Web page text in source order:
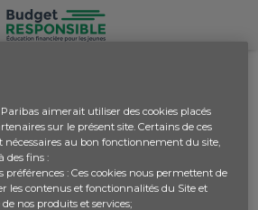
du monde financier
dans le domaine financier sont
incompréhensibles. Le Lexique
aimerait utiliser des cookies placés
sur le présent site. Certains de ces
nécessaires au bon fonctionnement du site,
des fins :
préférences : Ces cookies nous permettent de
les contenus et fonctionnalités du Site et
nos produits et services;